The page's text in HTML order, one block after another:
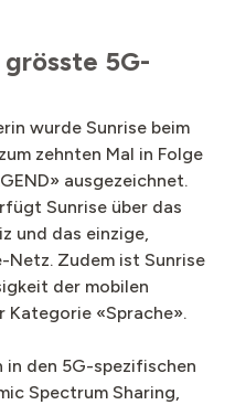
5G-
wurde Sunrise beim
zehnten Mal in Folge
ausgezeichnet.
Sunrise über das
und das einzige,
Zudem ist Sunrise
der mobilen
Kategorie «Sprache».
in den 5G-spezifischen
Spectrum Sharing,